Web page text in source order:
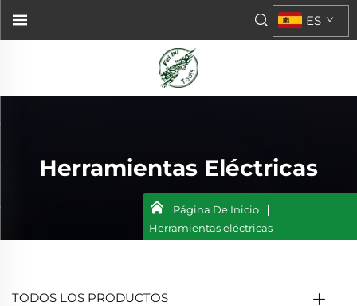
ES
Herramientas Eléctricas
Página De Inicio
Herramientas eléctricas
TODOS LOS PRODUCTOS